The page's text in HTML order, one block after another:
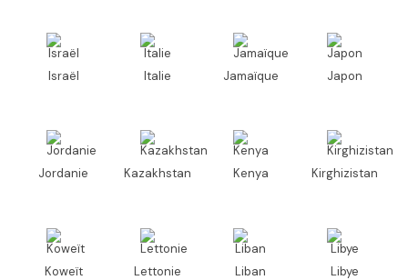
Israël Italie Jamaïque Japon
Jordanie Kazakhstan Kenya Kirghizistan
Koweït Lettonie Liban Libye